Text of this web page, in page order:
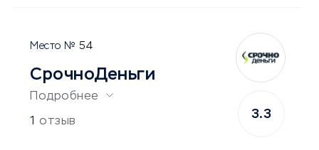
54
СрочноДеньги
Подробнее
1 отзыв
3.3